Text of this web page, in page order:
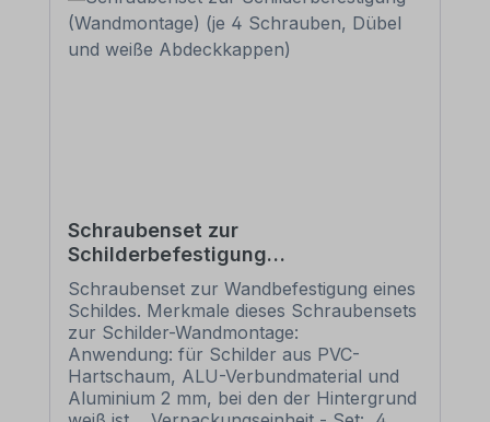
Schraubenset zur
Schilderbefestigung
(Wandmontage) (je 4 Schrauben,
Dübel und weiße Abdeckkappen)
Schraubenset zur Wandbefestigung eines
Schildes. Merkmale dieses Schraubensets
zur Schilder-Wandmontage:
Anwendung: für Schilder aus PVC-
Hartschaum, ALU-Verbundmaterial und
Aluminium 2 mm, bei den der Hintergrund